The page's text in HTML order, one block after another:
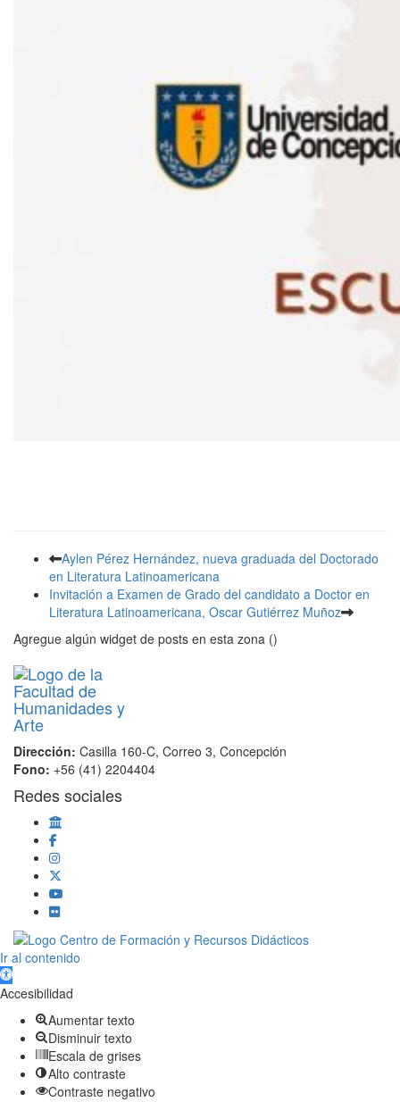
Aylen Pérez Hernández, nueva graduada del Doctorado
en Literatura Latinoamericana
Invitación a Examen de Grado del candidato a Doctor en
Literatura Latinoamericana, Oscar Gutiérrez Muñoz
Agregue algún widget de posts en esta zona ()
Dirección: Casilla 160-C, Correo 3, Concepción
Fono: +56 (41) 2204404
Redes sociales
Scroll
Up
Ir al contenido
Abrir barra de herramientas
Accesibilidad
Aumentar texto
Disminuir texto
Escala de grises
Alto contraste
Contraste negativo